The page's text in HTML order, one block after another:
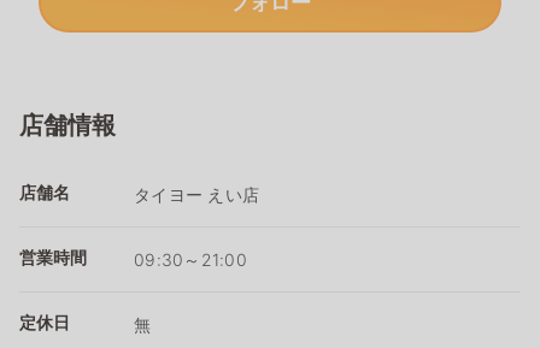
店舗情報
店舗名 タイヨー えい店
営業時間 09:30～21:00
定休日 無